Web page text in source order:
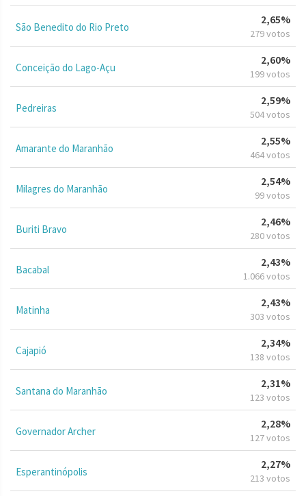
São Benedito do Rio Preto
2,65%
279 votos
Conceição do Lago-Açu
2,60%
199 votos
Pedreiras
2,59%
504 votos
Amarante do Maranhão
2,55%
464 votos
Milagres do Maranhão
2,54%
99 votos
Buriti Bravo
2,46%
280 votos
Bacabal
2,43%
1.066 votos
Matinha
2,43%
303 votos
Cajapió
2,34%
138 votos
Santana do Maranhão
2,31%
123 votos
Governador Archer
2,28%
127 votos
Esperantinópolis
2,27%
213 votos